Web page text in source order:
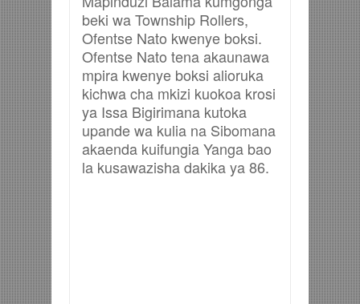
beki wa Township Rollers,
Ofentse Nato kwenye boksi.
Ofentse Nato tena akaunawa
mpira kwenye boksi alioruka
kichwa cha mkizi kuokoa krosi
ya Issa Bigirimana kutoka
upande wa kulia na Sibomana
akaenda kuifungia Yanga bao
la kusawazisha dakika ya 86.